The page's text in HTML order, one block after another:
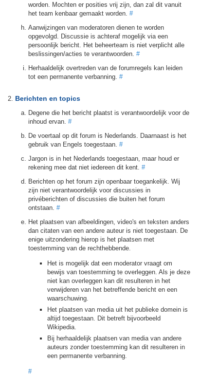
worden. Mochten er posities vrij zijn, dan zal dit vanuit
het team kenbaar gemaakt worden. #
Aanwijzingen van moderatoren dienen te worden
opgevolgd. Discussie is achteraf mogelijk via een
persoonlijk bericht. Het beheerteam is niet verplicht alle
beslissingen/acties te verantwoorden. #
Herhaaldelijk overtreden van de forumregels kan leiden
tot een permanente verbanning. #
Berichten en topics
Degene die het bericht plaatst is verantwoordelijk voor de
inhoud ervan. #
De voertaal op dit forum is Nederlands. Daarnaast is het
gebruik van Engels toegestaan. #
Jargon is in het Nederlands toegestaan, maar houd er
rekening mee dat niet iedereen dit kent. #
Berichten op het forum zijn openbaar toegankelijk. Wij
zijn niet verantwoordelijk voor discussies in
privéberichten of discussies die buiten het forum
ontstaan. #
Het plaatsen van afbeeldingen, video's en teksten anders
dan citaten van een andere auteur is niet toegestaan. De
enige uitzondering hierop is het plaatsen met
toestemming van de rechthebbende.
Het is mogelijk dat een moderator vraagt om
bewijs van toestemming te overleggen. Als je deze
niet kan overleggen kan dit resulteren in het
verwijderen van het betreffende bericht en een
waarschuwing.
Het plaatsen van media uit het publieke domein is
altijd toegestaan. Dit betreft bijvoorbeeld
Wikipedia.
Bij herhaaldelijk plaatsen van media van andere
auteurs zonder toestemming kan dit resulteren in
een permanente verbanning.
#